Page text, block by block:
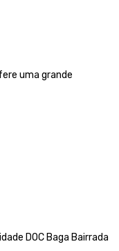
uma grande
DOC Baga Bairrada